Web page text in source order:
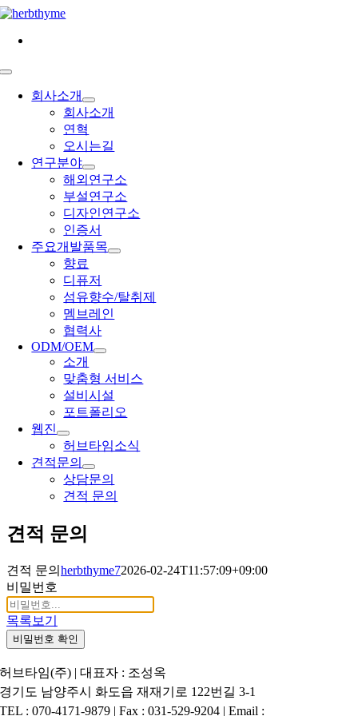
콘
Toggle
Navigation회사소개
회사소개
연혁
오시는길
연구분야
해외연구소
부설연구소
디자인연구소
인증서
주요개발품목
향료
디퓨저
섬유향수/탈취제
멤브레인
협력사
ODM/OEM
소개
맞춤형 서비스
설비시설
포트폴리오
웹진
허브타임소식
견적문의
상담문의
견적 문의
견적 문의
견적 문의 herbthyme72026-02-24T11:57:09+09:00
비밀번호
목록보기
비밀번호 확인
허브타임(주) | 대표자 : 조성옥
경기도 남양주시 화도읍 재재기로 122번길 3-1
TEL : 070-4171-9879 | Fax : 031-529-9204 | Email :